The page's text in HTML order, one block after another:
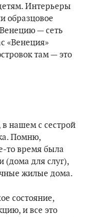
Интерьеры
образцовое
— сеть
«Венеция»
там — это
в нашем с сестрой
Помню,
то время была
(дома для слуг),
жилые дома.
состояние,
и все это